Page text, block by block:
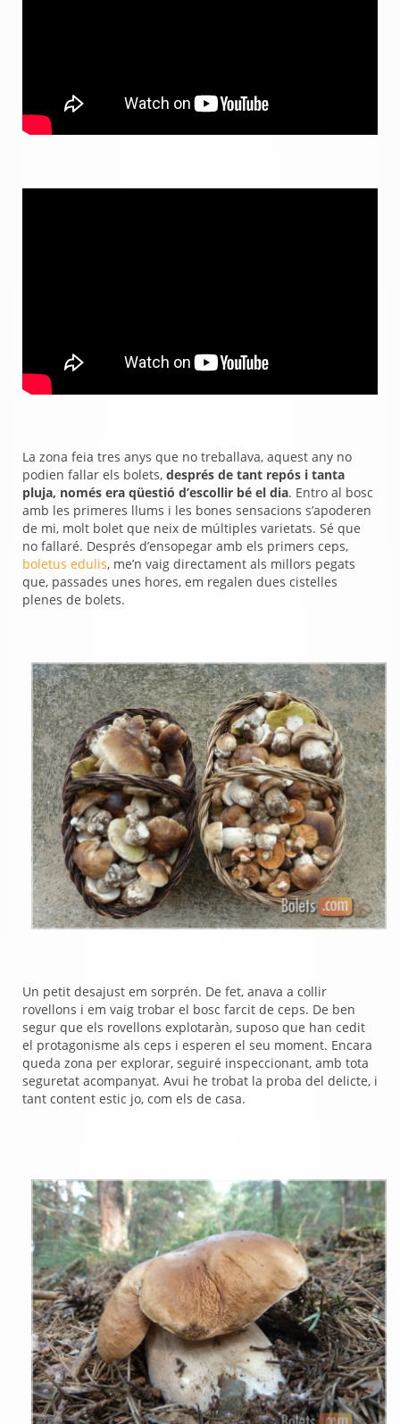
La zona feia tres anys que no treballava, aquest any no
podien fallar els bolets, després de tant repós i tanta
pluja, només era qüestió d’escollir bé el dia. Entro al bosc
amb les primeres llums i les bones sensacions s’apoderen
de mi, molt bolet que neix de múltiples varietats. Sé que
no fallaré. Després d’ensopegar amb els primers ceps,
boletus edulis, me’n vaig directament als millors pegats
que, passades unes hores, em regalen dues cistelles
plenes de bolets.
Un petit desajust em sorprén. De fet, anava a collir
rovellons i em vaig trobar el bosc farcit de ceps. De ben
segur que els rovellons explotaràn, suposo que han cedit
el protagonisme als ceps i esperen el seu moment. Encara
queda zona per explorar, seguiré inspeccionant, amb tota
seguretat acompanyat. Avui he trobat la proba del delicte, i
tant content estic jo, com els de casa.